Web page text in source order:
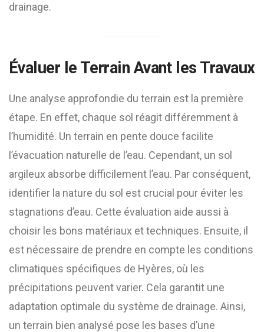
drainage.
Évaluer le Terrain Avant les Travaux
Une analyse approfondie du terrain est la première
étape. En effet, chaque sol réagit différemment à
l’humidité. Un terrain en pente douce facilite
l’évacuation naturelle de l’eau. Cependant, un sol
argileux absorbe difficilement l’eau. Par conséquent,
identifier la nature du sol est crucial pour éviter les
stagnations d’eau. Cette évaluation aide aussi à
choisir les bons matériaux et techniques. Ensuite, il
est nécessaire de prendre en compte les conditions
climatiques spécifiques de Hyères, où les
précipitations peuvent varier. Cela garantit une
adaptation optimale du système de drainage. Ainsi,
un terrain bien analysé pose les bases d’une